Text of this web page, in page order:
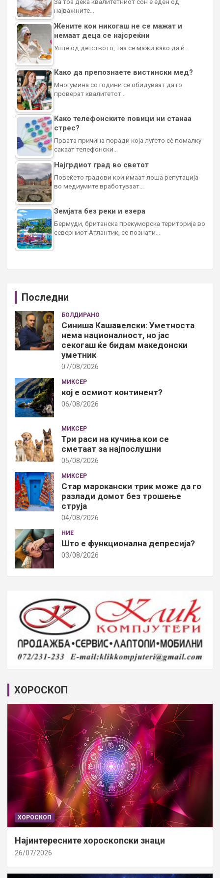
За тоа дека квалитетниот сон е еден од
најважните…
Жените кои никогаш не се мажат и
немаат деца се најсреќни
Уште од детството, таа се мажи како да ѝ…
Како да препознаете вистински мед?
Многумина со години се обидуваат да го
проверат квалитетот…
Како телефонските повици ни станаа
стрес?
Првата причина поради која луѓето сè помалку
сакаат телефонски…
Најгрдиот град во светот
Повеќето градови кои имаат лоша репутација
во медиумите вработуваат…
Земјата без реки и езера
Бермуди, британска прекуморска територија во
северниот Атлантик, се познати…
Последни
БОЛДИРАНО
Синиша Кашавелски: Уметноста
нема националност, но јас
секогаш ќе бидам македонски
уметник
07/08/2026
МИКСЕР
кој е осмиот континент?
06/08/2026
МИКСЕР
Три раси на кучиња кои се
сметаат за најпослушни
05/08/2026
МИКСЕР
Стар марокански трик може да го
разлади домот без трошење
струја
04/08/2026
НИЕ
Што е функционална депресија?
03/08/2026
ХОРОСКОП
ХОРОСКОП
Најинтересните хороскопски знаци
26/07/2026